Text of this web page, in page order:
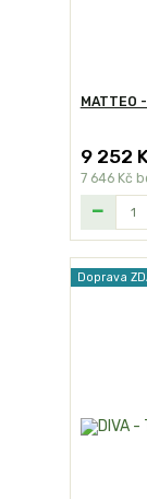
MATTEO
9 252
7 646 Kč
Doprava